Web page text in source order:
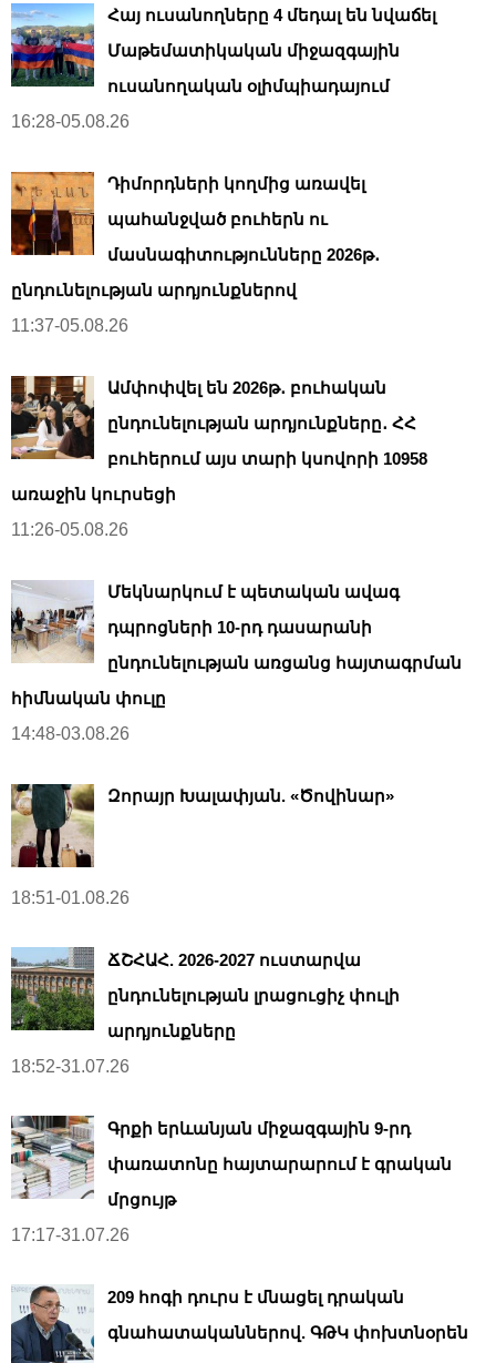
Հայ ուսանողները 4 մեդալ են նվաճել
Մաթեմատիկական միջազգային
ուսանողական օլիմպիադայում
16:28-05.08.26
Դիմորդների կողմից առավել
պահանջված բուհերն ու
մասնագիտությունները 2026թ․
ընդունելության արդյունքներով
11:37-05.08.26
Ամփոփվել են 2026թ․ բուհական
ընդունելության արդյունքները․ ՀՀ
բուհերում այս տարի կսովորի 10958
առաջին կուրսեցի
11:26-05.08.26
Մեկնարկում է պետական ավագ
դպրոցների 10-րդ դասարանի
ընդունելության առցանց հայտագրման
հիմնական փուլը
14:48-03.08.26
Զորայր Խալափյան. «Ծովինար»
18:51-01.08.26
ՃՇՀԱՀ. 2026-2027 ուստարվա
ընդունելության լրացուցիչ փուլի
արդյունքները
18:52-31.07.26
Գրքի երևանյան միջազգային 9-րդ
փառատոնը հայտարարում է գրական
մրցույթ
17:17-31.07.26
209 հոգի դուրս է մնացել դրական
գնահատականներով. ԳԹԿ փոխտնօրեն